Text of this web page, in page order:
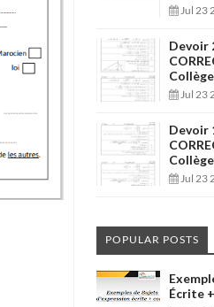
Jul 23
Devoir
Jul 23
Devoir
Jul 23
POPULAR POSTS
Écrite